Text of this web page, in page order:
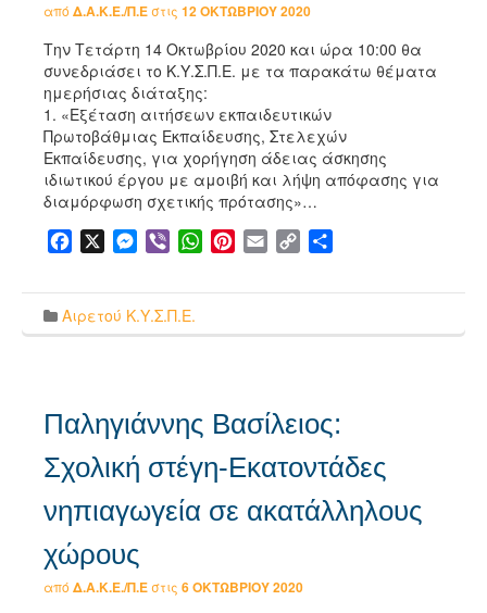
από Δ.Α.Κ.Ε./Π.Εστις 12 ΟΚΤΩΒΡΊΟΥ 2020
Την Τετάρτη 14 Οκτωβρίου 2020 και ώρα 10:00 θα
συνεδριάσει το Κ.Υ.Σ.Π.Ε. με τα παρακάτω θέματα
ημερήσιας διάταξης:
1. «Εξέταση αιτήσεων εκπαιδευτικών
Πρωτοβάθμιας Εκπαίδευσης, Στελεχών
Εκπαίδευσης, για χορήγηση άδειας άσκησης
ιδιωτικού έργου με αμοιβή και λήψη απόφασης για
διαμόρφωση σχετικής πρότασης»…
Facebook Messenger
Viber WhatsApp
Pinterest
Email Copy
Αιρετού Κ.Υ.Σ.Π.Ε.
Παληγιάννης Βασίλειος:
Σχολική στέγη-Εκατοντάδες
νηπιαγωγεία σε ακατάλληλους
χώρους
από Δ.Α.Κ.Ε./Π.Εστις 6 ΟΚΤΩΒΡΊΟΥ 2020